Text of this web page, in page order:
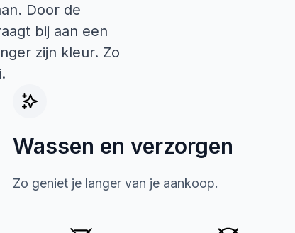
Door de
bij aan een
zijn kleur. Zo
Wassen en verzorgen
Zo geniet je langer van je aankoop.